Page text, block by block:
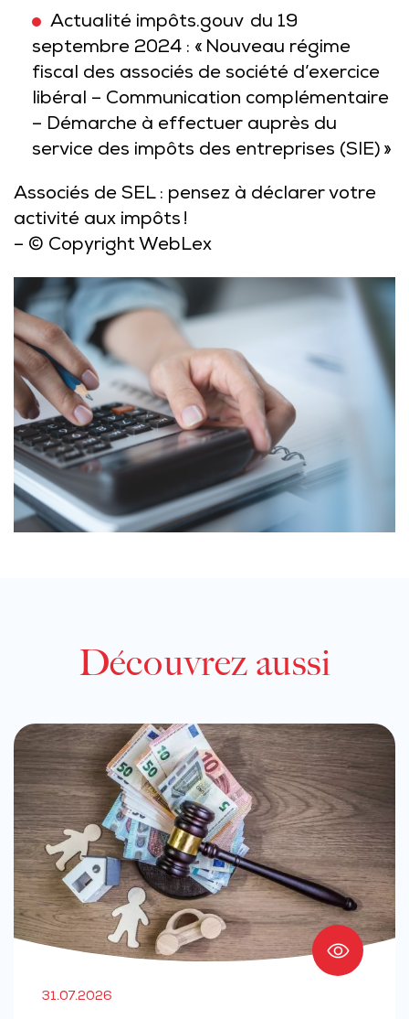
Actualité impôts.gouv du 19
septembre 2024 : « Nouveau régime
fiscal des associés de société d’exercice
libéral – Communication complémentaire
– Démarche à effectuer auprès du
service des impôts des entreprises (SIE) »
Associés de SEL : pensez à déclarer votre
activité aux impôts !
– © Copyright WebLex
Découvrez aussi
31.07.2026